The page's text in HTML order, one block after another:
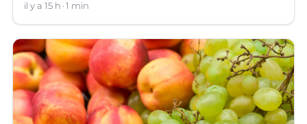
il y a 15 h 1 min